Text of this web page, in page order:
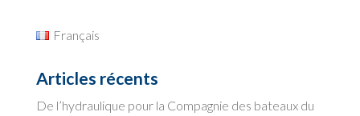
Français
Articles récents
De l’hydraulique pour la Compagnie des bateaux du